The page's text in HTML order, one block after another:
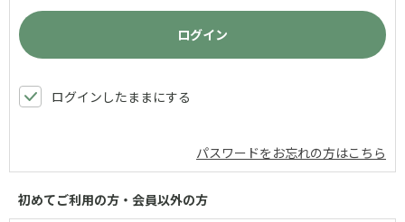
ログインしたままにする
パスワードをお忘れの方はこちら
初めてご利用の方・会員以外の方